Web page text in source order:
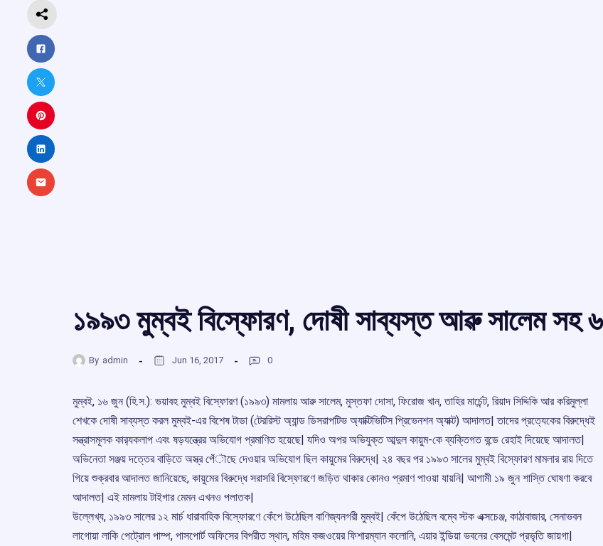
১৯৯৩ মুম্বই বিস্ফোরণ, দোষী সাব্যস্ত আৱু সালেম সহ ৬
By admin Jun 16, 2017 0
মুম্বই, ১৬ জুন (হি.স.): ভয়াবহ মুম্বই বিস্ফোরণ (১৯৯৩) মামলায় আৱু সালেম, মুস্তফা দোসা, ফিরোজ খান, তাহির মার্চেন্ট, রিয়াদ সিদ্দিকি আর করিমুল্লা
শেখকে দোষী সাব্যস্ত করল মুম্বই-এর বিশেষ টাডা (টেররিস্ট অ্যান্ড ডিসরাপটিভ অ্যাক্টিভিটিস প্রিভেনশন অ্যাক্ট) আদালত| তাদের প্রত্যেকের বিরুদ্ধেই
সন্ত্রাসমূলক কার‌্যকলাপ এবং ষড়যন্ত্রের অভিযোগ প্রমাণিত হয়েছে| যদিও অপর অভিযুক্ত আব্দুল কায়ুম-কে ব্যক্তিগত বন্ডে রেহাই দিয়েছে আদালত|
অভিনেতা সঞ্জয় দত্তের বাড়িতে অস্ত্র পেঁৗছে দেওয়ার অভিযোগ ছিল কায়ুমের বিরুদ্ধে| ২৪ বছর পর ১৯৯৩ সালের মুম্বই বিস্ফোরণ মামলার রায় দিতে
গিয়ে শুক্রবার আদালত জানিয়েছে, কায়ুমের বিরুদ্ধে সরাসরি বিস্ফোরণে জড়িত থাকার কোনও প্রমাণ পাওয়া যায়নি| আগামী ১৯ জুন শাস্তি ঘোষণা করবে
আদালত| এই মামলায় টাইগার মেমন এখনও পলাতক|
উল্লেখ্য, ১৯৯৩ সালের ১২ মার্চ ধারাবাহিক বিস্ফোরণে কেঁপে উঠেছিল বাণিজ্যনগরী মুম্বই| কেঁপে উঠেছিল বম্বে স্টক এক্সচেঞ্জ, কাঠাবাজার, সেনাভবন
লাগোয়া লাকি পেট্রোল পাম্প, পাসপোর্ট অফিসের বিপরীত স্থান, মহিম কজওয়ের ফিশারম্যান কলোনি, এয়ার ইন্ডিয়া ভবনের বেসমেন্ট প্রভৃতি জায়গা|